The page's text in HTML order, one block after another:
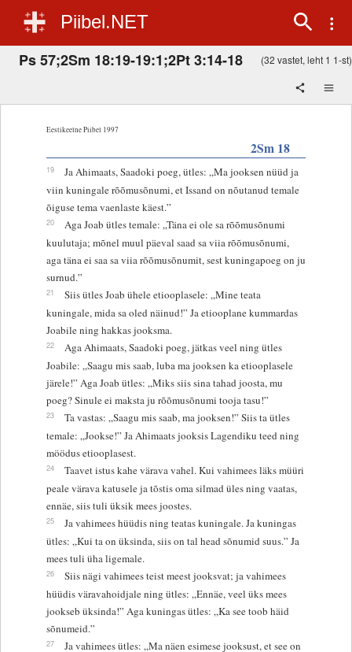
Piibel.NET
Ps 57;2Sm 18:19-19:1;2Pt 3:14-18 (32 vastet, leht 1 1-st)
Eestikeelne Piibel 1997
2Sm 18
19
Ja Ahimaats, Saadoki poeg, ütles: „Ma jooksen nüüd ja
viin kuningale rõõmusõnumi, et Issand on nõutanud temale
õiguse tema vaenlaste käest.”
20
Aga Joab ütles temale: „Täna ei ole sa rõõmusõnumi
kuulutaja; mõnel muul päeval saad sa viia rõõmusõnumi,
aga täna ei saa sa viia rõõmusõnumit, sest kuningapoeg on ju
surnud.”
21
Siis ütles Joab ühele etiooplasele: „Mine teata
kuningale, mida sa oled näinud!” Ja etiooplane kummardas
Joabile ning hakkas jooksma.
22
Aga Ahimaats, Saadoki poeg, jätkas veel ning ütles
Joabile: „Saagu mis saab, luba ma jooksen ka etiooplasele
järele!” Aga Joab ütles: „Miks siis sina tahad joosta, mu
poeg? Sinule ei maksta ju rõõmusõnumi tooja tasu!”
23
Ta vastas: „Saagu mis saab, ma jooksen!” Siis ta ütles
temale: „Jookse!” Ja Ahimaats jooksis Lagendiku teed ning
möödus etiooplasest.
24
Taavet istus kahe värava vahel. Kui vahimees läks müüri
peale värava katusele ja tõstis oma silmad üles ning vaatas,
ennäe, siis tuli üksik mees joostes.
25
Ja vahimees hüüdis ning teatas kuningale. Ja kuningas
ütles: „Kui ta on üksinda, siis on tal head sõnumid suus.” Ja
mees tuli üha ligemale.
26
Siis nägi vahimees teist meest jooksvat; ja vahimees
hüüdis väravahoidjale ning ütles: „Ennäe, veel üks mees
jookseb üksinda!” Aga kuningas ütles: „Ka see toob häid
sõnumeid.”
27
Ja vahimees ütles: „Ma näen esimese jooksust, et see on